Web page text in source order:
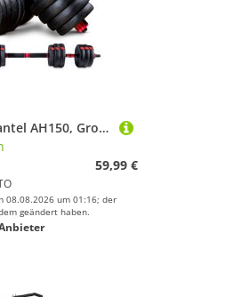
Sportstech Hantel AH150, Große Trainingsvielfalt, Hohe Sicherheit
59,99 €
08.08.2026 um 01:16; der
geändert haben.